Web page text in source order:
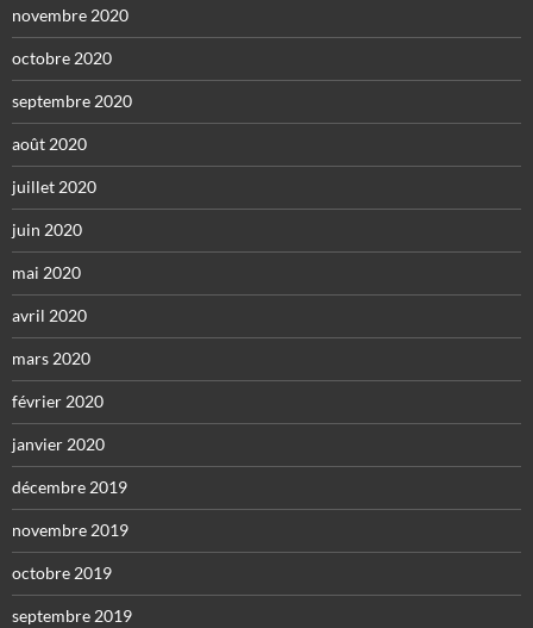
novembre 2020
octobre 2020
septembre 2020
août 2020
juillet 2020
juin 2020
mai 2020
avril 2020
mars 2020
février 2020
janvier 2020
décembre 2019
novembre 2019
octobre 2019
septembre 2019